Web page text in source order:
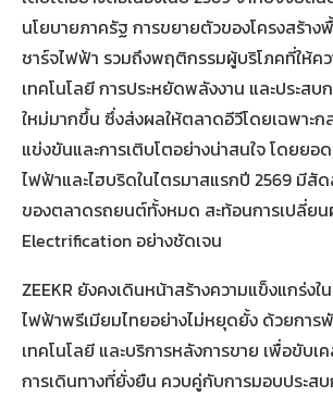
นโยบายภาครัฐ การขยายตัวของโครงสร้าง
ชาร์จไฟฟ้า รวมถึงพฤติกรรมผู้บริโภคที่ให้
เทคโนโลยี การประหยัดพลังงาน และประส
ใหม่มากขึ้น ซึ่งส่งผลให้ตลาดอีวีโดยเฉพาะ
แข่งขันและการเติบโตอย่างน่าสนใจ โดยย
ไฟฟ้าและไฮบริดในไตรมาสแรกปี 2569 มีสัด
ของตลาดรถยนต์ทั้งหมด สะท้อนการเปลี่ย
Electrification อย่างชัดเจน
ZEEKR ยังคงเดินหน้าสร้างความแข็งแกร่ง
ไฟฟ้าพรีเมียมไทยอย่างไม่หยุดยั้ง ด้วยก
เทคโนโลยี และบริการหลังการขาย เพื่อขับ
การเดินทางที่ยั่งยืน ควบคู่กับการมอบประส